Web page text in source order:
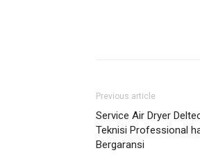
Previous article
Service Air Dryer
Teknisi Professional
Bergaransi